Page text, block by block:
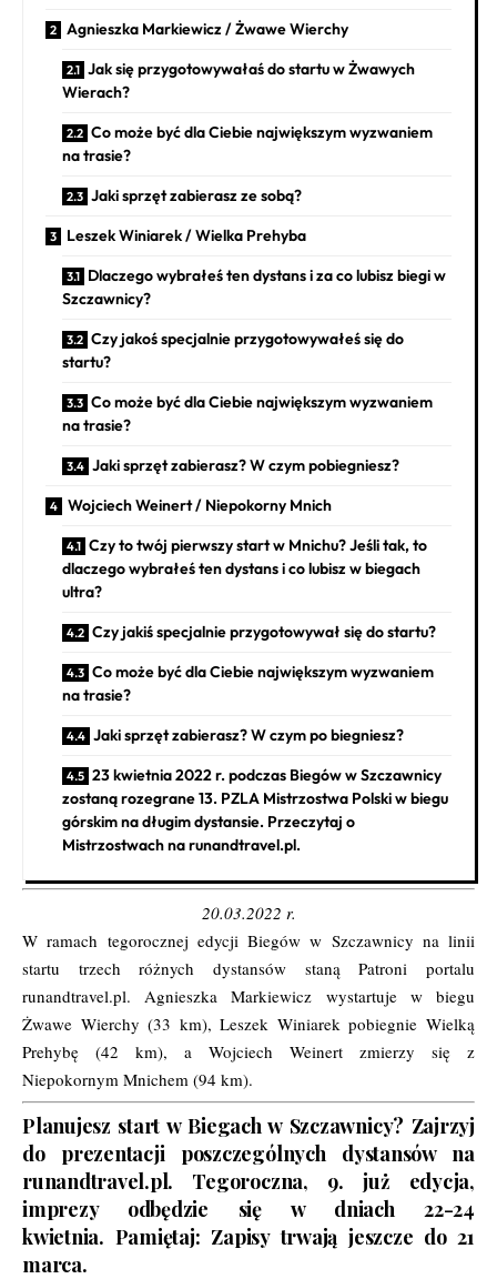
Agnieszka Markiewicz / Żwawe Wierchy
Jak się przygotowywałaś do startu w Żwawych
Wierach?
Co może być dla Ciebie największym wyzwaniem
na trasie?
Jaki sprzęt zabierasz ze sobą?
Leszek Winiarek / Wielka Prehyba
Dlaczego wybrałeś ten dystans i za co lubisz biegi w
Szczawnicy?
Czy jakoś specjalnie przygotowywałeś się do
startu?
Co może być dla Ciebie największym wyzwaniem
na trasie?
Jaki sprzęt zabierasz? W czym pobiegniesz?
Wojciech Weinert / Niepokorny Mnich
Czy to twój pierwszy start w Mnichu? Jeśli tak, to
dlaczego wybrałeś ten dystans i co lubisz w biegach
ultra?
Czy jakiś specjalnie przygotowywał się do startu?
Co może być dla Ciebie największym wyzwaniem
na trasie?
Jaki sprzęt zabierasz? W czym po biegniesz?
23 kwietnia 2022 r. podczas Biegów w Szczawnicy
zostaną rozegrane 13. PZLA Mistrzostwa Polski w biegu
górskim na długim dystansie. Przeczytaj o
Mistrzostwach na runandtravel.pl.
20.03.2022 r.
W ramach tegorocznej edycji Biegów w Szczawnicy na linii
startu trzech różnych dystansów staną Patroni portalu
runandtravel.pl. Agnieszka Markiewicz wystartuje w biegu
Żwawe Wierchy (33 km), Leszek Winiarek pobiegnie Wielką
Prehybę (42 km), a Wojciech Weinert zmierzy się z
Niepokornym Mnichem (94 km).
Planujesz start w Biegach w Szczawnicy? Zajrzyj
do prezentacji poszczególnych dystansów na
runandtravel.pl. Tegoroczna, 9. już edycja,
imprezy odbędzie się w dniach 22-24
kwietnia. Pamiętaj: Zapisy trwają jeszcze do 21
marca.